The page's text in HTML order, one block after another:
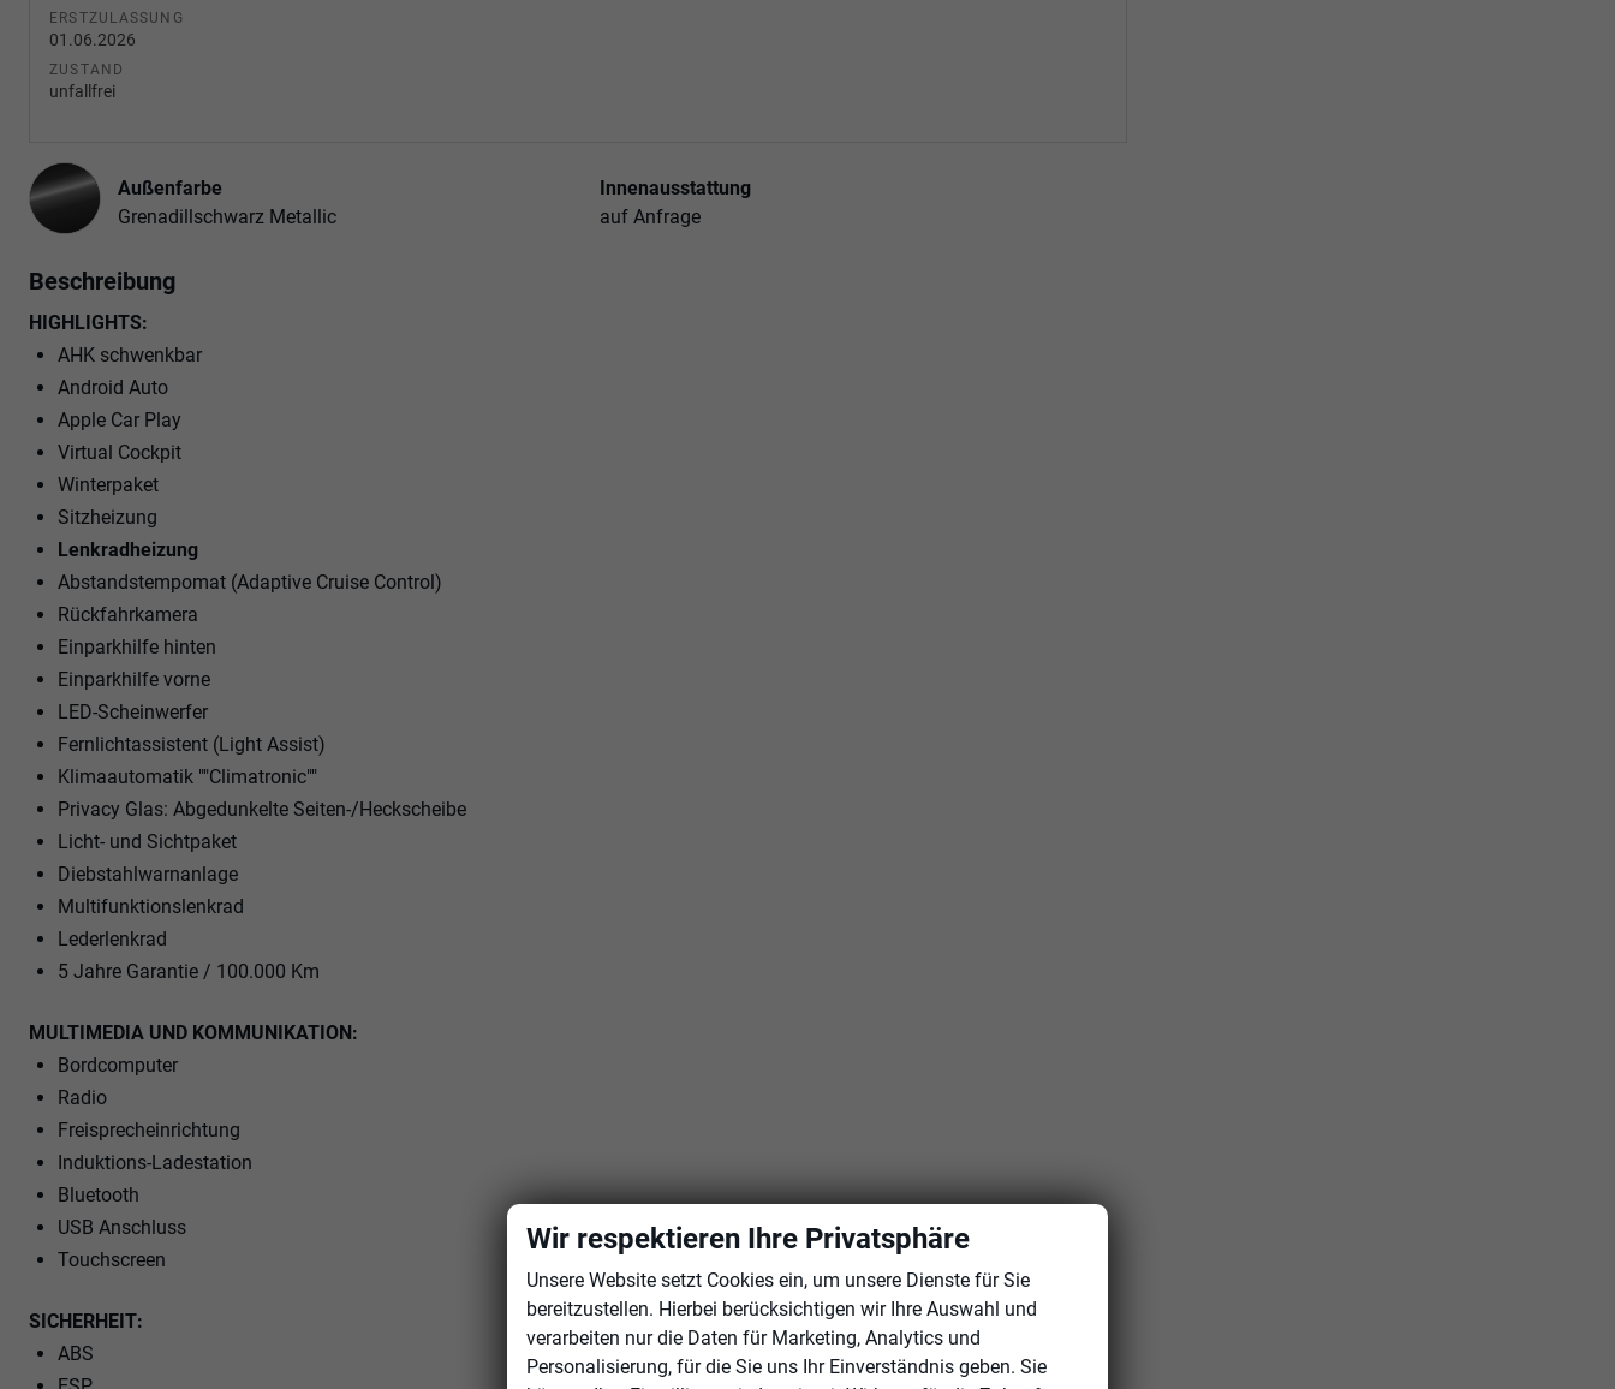
ERSTZULASSUNG
01.06.2026
ZUSTAND
unfallfrei
Außenfarbe
Grenadillschwarz Metallic
Innenausstattung
auf Anfrage
Beschreibung
HIGHLIGHTS:
AHK schwenkbar
Android Auto
Apple Car Play
Virtual Cockpit
Winterpaket
Sitzheizung
Lenkradheizung
Abstandstempomat (Adaptive Cruise Control)
Rückfahrkamera
Einparkhilfe hinten
Einparkhilfe vorne
LED-Scheinwerfer
Fernlichtassistent (Light Assist)
Klimaautomatik ""Climatronic""
Privacy Glas: Abgedunkelte Seiten-/Heckscheibe
Licht- und Sichtpaket
Diebstahlwarnanlage
Multifunktionslenkrad
Lederlenkrad
5 Jahre Garantie / 100.000 Km
MULTIMEDIA UND KOMMUNIKATION:
Bordcomputer
Radio
Freisprecheinrichtung
Induktions-Ladestation
Bluetooth
USB Anschluss
Touchscreen
SICHERHEIT:
ABS
Wir respektieren Ihre Privatsphäre
Unsere Website setzt Cookies ein, um unsere Dienste für Sie
bereitzustellen. Hierbei berücksichtigen wir Ihre Auswahl und
verarbeiten nur die Daten für Marketing, Analytics und
Personalisierung, für die Sie uns Ihr Einverständnis geben. Sie